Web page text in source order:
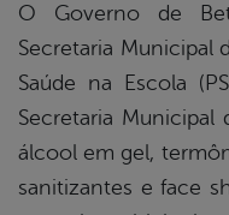
O Governo de
Secretaria Municipal
Saúde na Escola
Secretaria Municipal
álcool em gel,
sanitizantes e face